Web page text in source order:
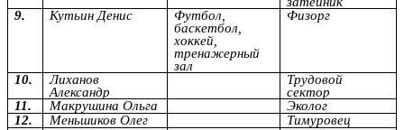
9.
Кутьин Денис
Футбол,
баскетбол,
хоккей,
тренажерный
зал
Физорг
10.
Лиханов
Александр
Трудовой
сектор
11.
Макрушина Ольга
Эколог
12.
Меньшиков Олег
Тимуровец